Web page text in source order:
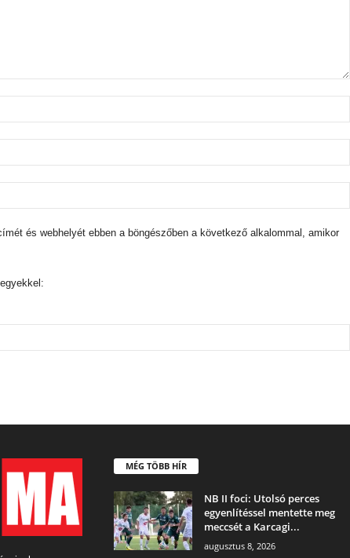
és webhelyét ebben a böngészőben a következő alkalommal, amikor
MÉG TÖBB HÍR
NB II foci: Utolsó perces
egyenlítéssel mentette meg
meccsét a Karcagi...
augusztus 8, 2026